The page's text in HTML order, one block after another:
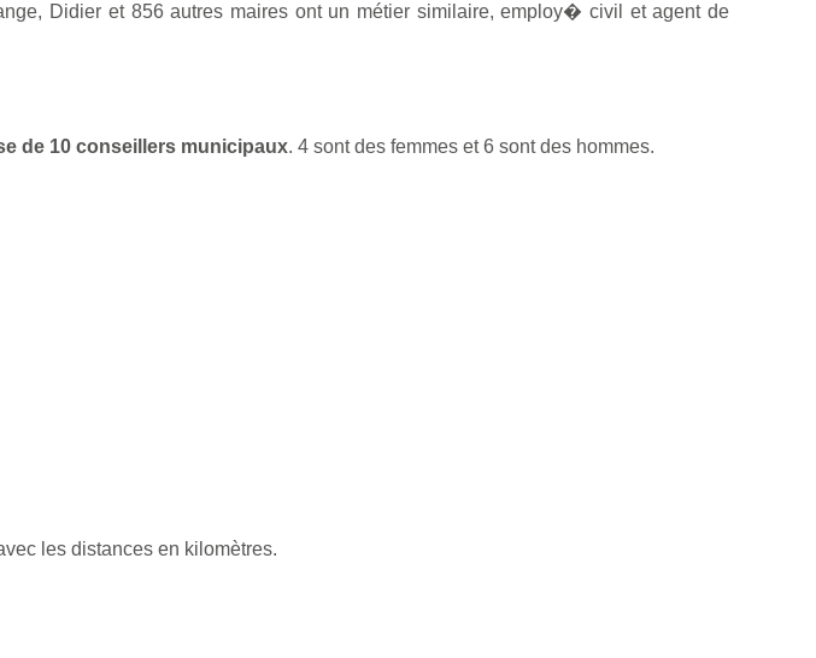
Didier et 856 autres maires ont un métier similaire, employ� civil et agent de
de 10 conseillers municipaux. 4 sont des femmes et 6 sont des hommes.
les distances en kilomètres.